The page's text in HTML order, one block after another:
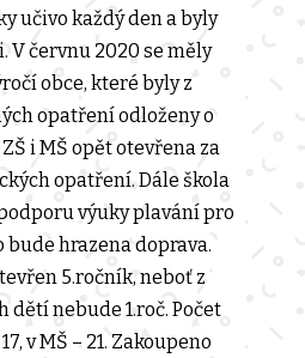
učivo každý den a byly
V červnu 2020 se měly
obce, které byly z
opatření odloženy o
i MŠ opět otevřena za
opatření. Dále škola
výuky plavání pro
bude hrazena doprava.
5.ročník, neboť z
nebude 1.roč. Počet
v MŠ – 21. Zakoupeno